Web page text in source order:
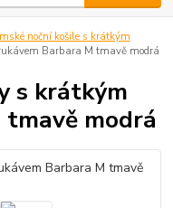
noční košile s krátkým
Barbara M tmavě modrá
s krátkým
modrá